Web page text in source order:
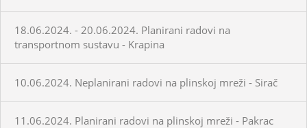
18.06.2024. - 20.06.2024. Planirani radovi na
transportnom sustavu - Krapina
10.06.2024. Neplanirani radovi na plinskoj mreži - Sirač
11.06.2024. Planirani radovi na plinskoj mreži - Pakrac